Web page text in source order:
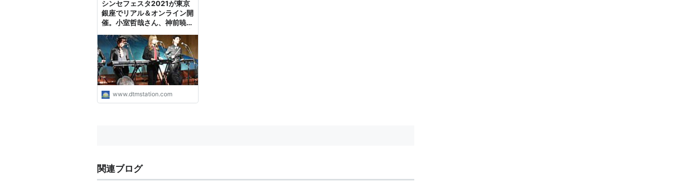
シンセフェスタ2021が東京
銀座でリアル＆オンライン開
催。小室哲哉さん、神前暁さ
演
www.dtmstation.com
関連ブログ